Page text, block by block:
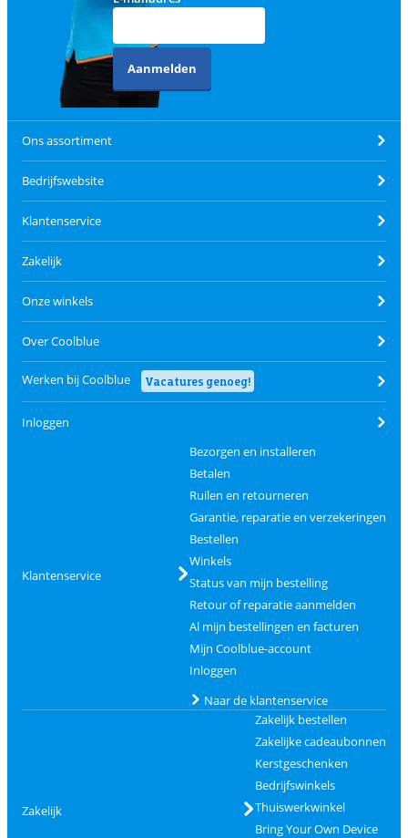
Aanmelden
Ons assortiment
Bedrijfswebsite
Klantenservice
Zakelijk
Onze winkels
Over Coolblue
Werken bij Coolblue Vacatures genoeg!
Inloggen
Klantenservice
Bezorgen en installeren
Betalen
Ruilen en retourneren
Garantie, reparatie en verzekeringen
Bestellen
Winkels
Status van mijn bestelling
Retour of reparatie aanmelden
Al mijn bestellingen en facturen
Mijn Coolblue-account
Inloggen
Naar de klantenservice
Zakelijk
Zakelijk bestellen
Zakelijke cadeaubonnen
Kerstgeschenken
Bedrijfswinkels
Thuiswerkwinkel
Bring Your Own Device